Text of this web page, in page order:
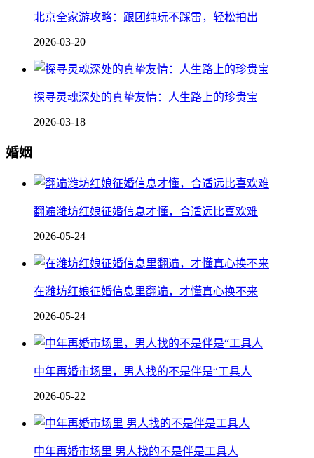
北京全家游攻略：跟团纯玩不踩雷，轻松拍出
2026-03-20
探寻灵魂深处的真挚友情：人生路上的珍贵宝
2026-03-18
婚姻
翻遍潍坊红娘征婚信息才懂，合适远比喜欢难
2026-05-24
在潍坊红娘征婚信息里翻遍，才懂真心换不来
2026-05-24
中年再婚市场里，男人找的不是伴是“工具人
2026-05-22
中年再婚市场里 男人找的不是伴是工具人